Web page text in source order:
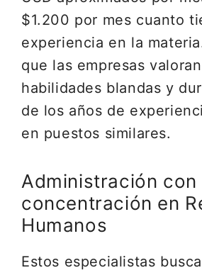
$1.200 por mes cuanto
experiencia en la
que las empresas
habilidades blandas y
de los años de
en puestos similares.
Administración con
concentración en
Humanos
Estos especialistas